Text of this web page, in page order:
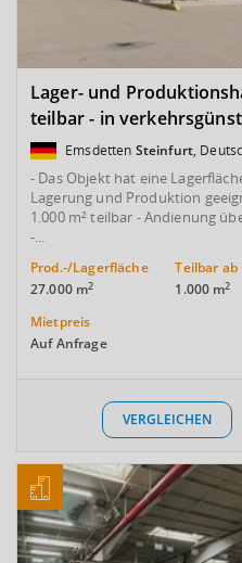
Lager- und
teilbar - in
Emsdetten Steinfurt,
- Das Objekt hat eine
Lagerung und Produktion
1.000 m² teilbar - Andienung
-...
Prod.-/Lagerfläche
27.000 m2
Teilbar ab
1.000 m2
Mietpreis
Auf Anfrage
VERGLEICHEN